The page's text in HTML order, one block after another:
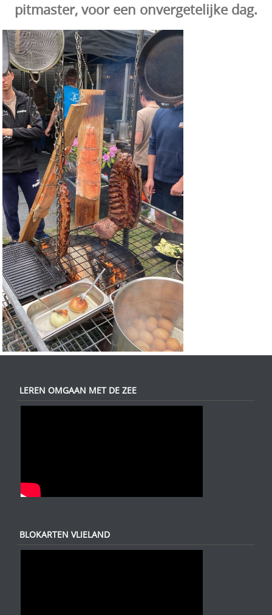
pitmaster, voor een onvergetelijke dag.
LEREN OMGAAN MET DE ZEE
BLOKARTEN VLIELAND